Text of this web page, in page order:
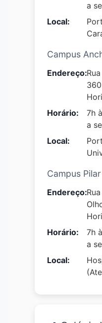
a
Local:
Campus
Endereço:
Horário:
7h
a
Local:
Campus Pilar
Endereço:
Horário:
7h
a
Local: